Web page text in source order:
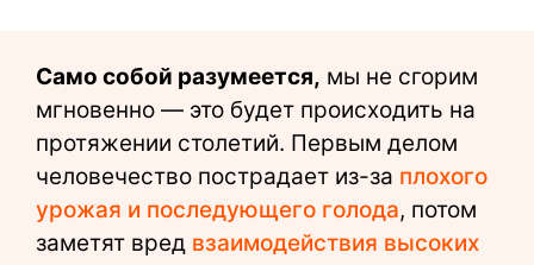
Само собой разумеется, мы не сгорим
мгновенно — это будет происходить на
протяжении столетий. Первым делом
человечество пострадает из-за плохого
урожая и последующего голода, потом
заметят вред взаимодействия высоких